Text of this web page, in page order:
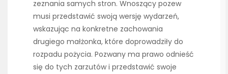
zeznania samych stron. Wnoszący pozew
musi przedstawić swoją wersję wydarzeń,
wskazując na konkretne zachowania
drugiego małżonka, które doprowadziły do
rozpadu pożycia. Pozwany ma prawo odnieść
się do tych zarzutów i przedstawić swoje